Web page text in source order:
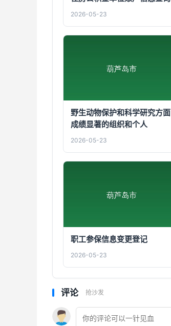
2026-05-23
野生动物保护和科学研究方面
成绩显著的组织和个人
2026-05-23
职工参保信息变更登记
2026-05-23
评论 抢沙发